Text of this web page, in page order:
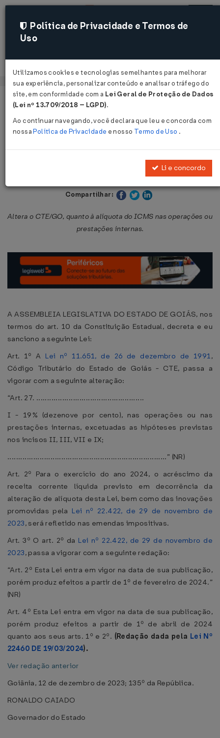
Acessar
Página Inicial Legislações
Lei Nº 22460 DE 12/12/2023
Publicado no DOE - GO em 12 dez 2023
Compartilhar:
Altera o CTE/GO, quanto à alíquota do ICMS nas operações ou
prestações internas.
A ASSEMBLEIA LEGISLATIVA DO ESTADO DE GOIÁS, nos
termos do art. 10 da Constituição Estadual, decreta e eu
sanciono a seguinte Lei:
Art. 1º A Lei nº 11.651, de 26 de dezembro de 1991,
Código Tributário do Estado de Goiás - CTE, passa a
vigorar com a seguinte alteração:
“Art. 27. ..................................................
I - 19% (dezenove por cento), nas operações ou nas
prestações internas, excetuadas as hipóteses previstas
nos incisos II, III, VII e IX;
..........................................................................” (NR)
Art. 2º Para o exercício do ano 2024, o acréscimo da
receita corrente líquida previsto em decorrência da
alteração de alíquota desta Lei, bem como das inovações
promovidas pela Lei nº 22.422, de 29 de novembro de
2023, será refletido nas emendas impositivas.
Art. 3º O art. 2º da Lei nº 22.422, de 29 de novembro de
2023, passa a vigorar com a seguinte redação:
“Art. 2º Esta Lei entra em vigor na data de sua publicação,
porém produz efeitos a partir de 1º de fevereiro de 2024.”
(NR)
Art. 4º Esta Lei entra em vigor na data de sua publicação,
porém produz efeitos a partir de 1º de abril de 2024
quanto aos seus arts. 1º e 2º. (Redação dada pela Lei Nº
22460 DE 19/03/2024).
Ver redação anterior
Goiânia, 12 de dezembro de 2023; 135º da República.
RONALDO CAIADO
Governador do Estado
Política de Privacidade e Termos de
Uso
Utilizamos cookies e tecnologias semelhantes para melhorar
sua experiência, personalizar conteúdo e analisar o tráfego do
site, em conformidade com a Lei Geral de Proteção de Dados
(Lei nº 13.709/2018 – LGPD).
Ao continuar navegando, você declara que leu e concorda com
nossaPolítica de Privacidade e nosso Termo de Uso .
Li e concordo